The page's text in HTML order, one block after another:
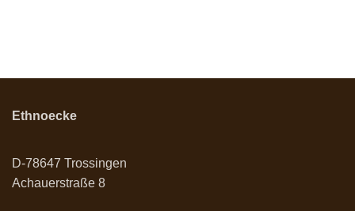
Ethnoecke
D-78647 Trossingen
Achauerstraße 8